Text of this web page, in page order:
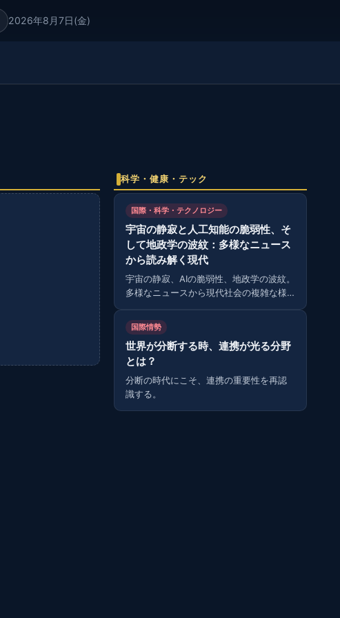
2026年8月7日(金)
科学・健康・テック
国際・科学・テクノロジー
宇宙の静寂と人工知能の脆弱性、そ
して地政学の波紋：多様なニュース
から読み解く現代
宇宙の静寂、AIの脆弱性、地政学の波紋。
多様なニュースから現代社会の複雑な様
国際情勢
世界が分断する時、連携が光る分野
とは？
分断の時代にこそ、連携の重要性を再認
識する。